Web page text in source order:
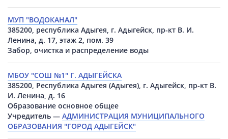
МУП "ВОДОКАНАЛ"
385200, республика Адыгея, г. Адыгейск, пр-кт В. И.
Ленина, д. 17, этаж 2, пом. 39
Забор, очистка и распределение воды
МБОУ "СОШ №1" Г. АДЫГЕЙСКА
385200, Республика Адыгея (Адыгея), г. Адыгейск, пр-кт В.
И. Ленина, д. 16
Образование основное общее
Учредитель — АДМИНИСТРАЦИЯ МУНИЦИПАЛЬНОГО
ОБРАЗОВАНИЯ "ГОРОД АДЫГЕЙСК"